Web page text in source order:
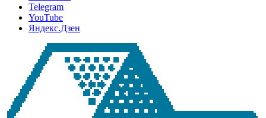
Telegram
YouTube
Яндекс.Дзен